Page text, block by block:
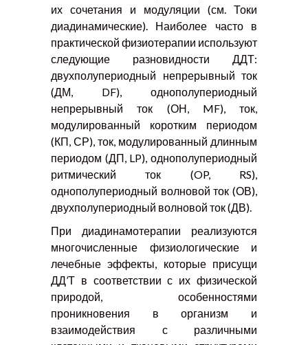
их сочетания и модуляции (см. Токи
диадинамические). Наиболее часто в
практической физиотерапии используют
следующие разновидности ДДТ:
двухполупериодный непрерывный ток
(ДМ, DF), однополупериодный
непрерывный ток (ОН, MF), ток,
модулированный коротким периодом
(КП, СР), ток, модулированный длинным
периодом (ДП, LP), однополупериодный
ритмический ток (OP, RS),
однополупериодный волновой ток (ОВ),
двухполупериодный волновой ток (ДВ).
При диадинамотерапии реализуются
многочисленные физиологические и
лечебные эффекты, которые присущи
ДД’Т в соответствии с их физической
природой, особенностями
проникновения в организм и
взаимодействия с различными